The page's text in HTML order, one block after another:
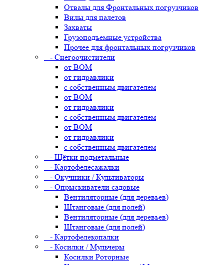
Отвалы для Фронтальных погрузчиков
Вилы для палетов
Захваты
Грузоподъемные устройства
Прочее для фронтальных погрузчиков
- Снегоочистители
от ВОМ
от гидравлики
с собственным двигателем
от ВОМ
от гидравлики
с собственным двигателем
от ВОМ
от гидравлики
с собственным двигателем
- Щётки подметальные
- Картофелесажалки
- Окучники / Культиваторы
- Опрыскиватели садовые
Вентиляторные (для деревьев)
Штанговые (для полей)
Вентиляторные (для деревьев)
Штанговые (для полей)
- Картофелекопалки
- Косилки / Мульчеры
Косилки Роторные